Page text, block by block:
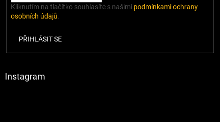
Kliknutím na tlačítko souhlasíte s našimi podmínkami ochrany
osobních údajů.
PŘIHLÁSIT SE
Instagram